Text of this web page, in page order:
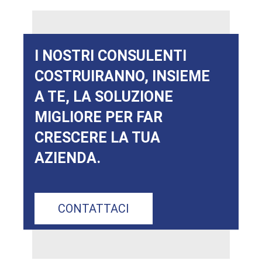
I NOSTRI CONSULENTI
COSTRUIRANNO, INSIEME
A TE, LA SOLUZIONE
MIGLIORE PER FAR
CRESCERE LA TUA
AZIENDA.
CONTATTACI